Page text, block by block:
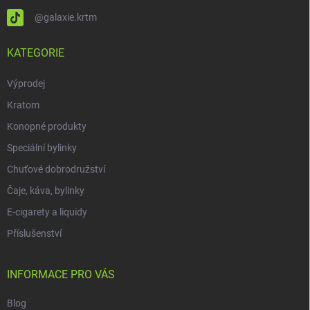
@galaxie.krtm
KATEGORIE
Výprodej
Kratom
Konopné produkty
Speciální bylinky
Chuťové dobrodružství
Čaje, káva, bylinky
E-cigarety a liquidy
Příslušenství
INFORMACE PRO VÁS
Blog